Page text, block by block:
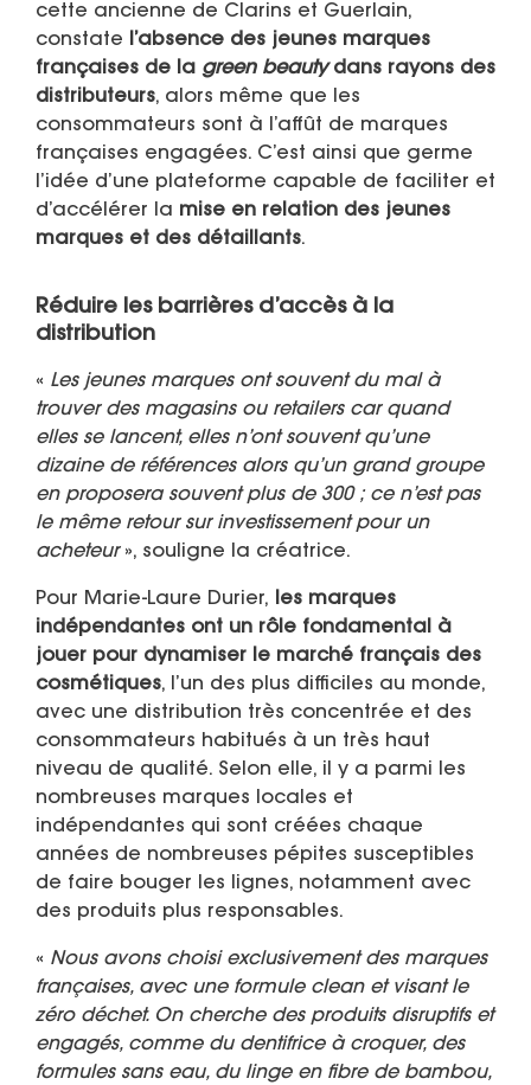
cette ancienne de Clarins et Guerlain,
constate
l’absence des jeunes marques
françaises de la green beautydans rayons des
distributeurs, alors même que les
consommateurs sont à l’affût de marques
françaises engagées. C’est ainsi que germe
l’idée d’une plateforme capable de faciliter et
d’accélérer la mise en relation des jeunes
marques et des détaillants.
Réduire les barrières d’accès à la
distribution
« Les jeunes marques ont souvent du mal à
trouver des magasins ou retailers car quand
elles se lancent, elles n’ont souvent qu’une
dizaine de références alors qu’un grand groupe
en proposera souvent plus de 300 ; ce n’est pas
le même retour sur investissement pour un
acheteur», souligne la créatrice.
Pour Marie-Laure Durier,
les marques
indépendantes ont un rôle fondamental à
jouer pour dynamiser le marché français des
cosmétiques, l’un des plus difficiles au monde,
avec une distribution très concentrée et des
consommateurs habitués à un très haut
niveau de qualité. Selon elle, il y a parmi les
nombreuses marques locales et
indépendantes qui sont créées chaque
années de nombreuses pépites susceptibles
de faire bouger les lignes, notamment avec
des produits plus responsables.
« Nous avons choisi exclusivement des marques
françaises, avec une formule clean et visant le
zéro déchet. On cherche des produits disruptifs et
engagés, comme du dentifrice à croquer, des
formules sans eau, du linge en fibre de bambou,